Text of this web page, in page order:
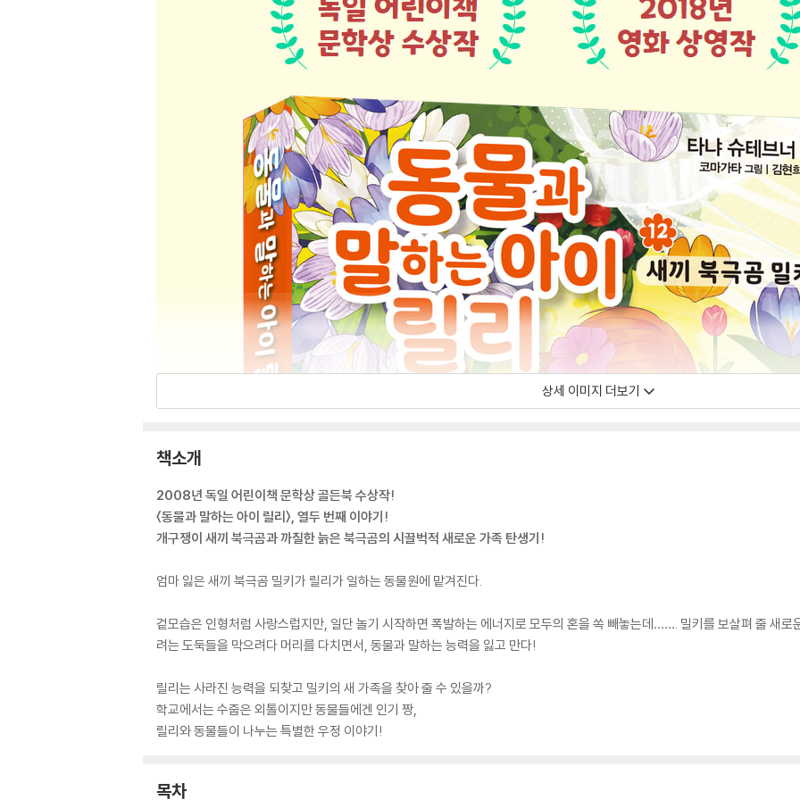
상세 이미지 더보기
책소개
2008년 독일 어린이책 문학상 골든북 수상작!
〈동물과 말하는 아이 릴리〉, 열두 번째 이야기!
개구쟁이 새끼 북극곰과 까칠한 늙은 북극곰의 시끌벅적 새로운 가족 탄생기!
엄마 잃은 새끼 북극곰 밀키가 릴리가 일하는 동물원에 맡겨진다.
겉모습은 인형처럼 사랑스럽지만, 일단 놀기 시작하면 폭발하는 에너지로 모두의 혼을 쏙 빼놓는데……. 밀키를 보살펴 줄 새로
려는 도둑들을 막으려다 머리를 다치면서, 동물과 말하는 능력을 잃고 만다!
릴리는 사라진 능력을 되찾고 밀키의 새 가족을 찾아 줄 수 있을까?
학교에서는 수줍은 외톨이지만 동물들에겐 인기 짱,
릴리와 동물들이 나누는 특별한 우정 이야기!
목차